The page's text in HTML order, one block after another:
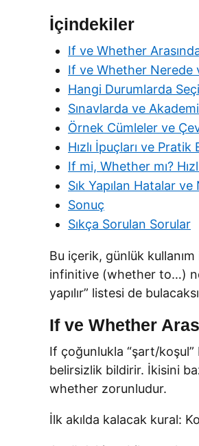
İçindekiler
If ve Whether
If ve Whether Nerede
Hangi Durumlarda
Sınavlarda ve
Örnek Cümleler ve
Hızlı İpuçları ve
If mi, Whether mı?
Sık Yapılan Hatalar ve
Sonuç
Sıkça Sorulan Sorular
Bu içerik, günlük
infinitive (whether to…)
yapılır” listesi de
If ve Whether
If çoğunlukla “şart/koşul”
belirsizlik bildirir. İkisini
whether zorunludur.
İlk akılda kalacak kural: